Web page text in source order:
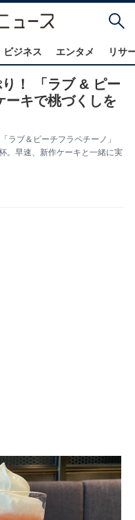
ビジネス エンタメ リサ
り！ 「ラブ & ピー
ーキで桃づくしを
ラブ＆ピーチフラペチーノ」
。早速、新作ケーキと一緒に実